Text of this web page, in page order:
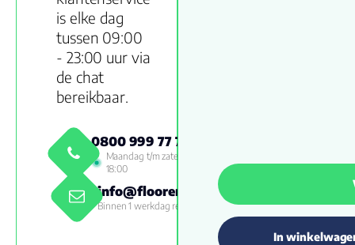
is elke dag
tussen 09:00
- 23:00 uur via
de chat
bereikbaar.
0800 999 77 79
Maandag t/m zaterdag 09:00 -
18:00
info@floorenmore.nl
Binnen 1 werkdag reactie
In